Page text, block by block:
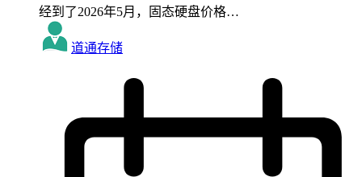
经到了2026年5月，固态硬盘价格…
道通存储